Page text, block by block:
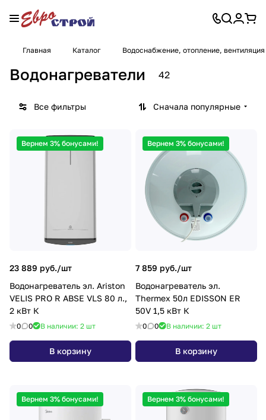
Главная Каталог Водоснабжение, отопление, вентиляция
Водонагреватели 42
Все фильтры Сначала популярные
Вернем 3% бонусами!
23 889 руб./шт
Водонагреватель эл. Ariston
VELIS PRO R ABSE VLS 80 л.,
2 кВт К
0 0 В наличии: 2 шт
В корзину
Вернем 3% бонусами!
7 859 руб./шт
Водонагреватель эл.
Thermex 50л EDISSON ER
50V 1,5 кВт К
0 0 В наличии: 2 шт
В корзину
Вернем 3% бонусами! Вернем 3% бонусами!